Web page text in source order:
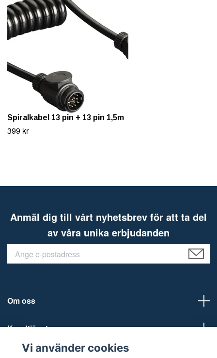
Spiralkabel 13 pin + 13 pin 1,5m
399 kr
Anmäl dig till vårt nyhetsbrev för att ta del
av våra unika erbjudanden
Om oss
Kundtjänst
Vi använder cookies